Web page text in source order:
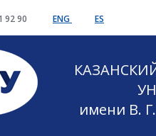
92 90 ENG ES
имени В.